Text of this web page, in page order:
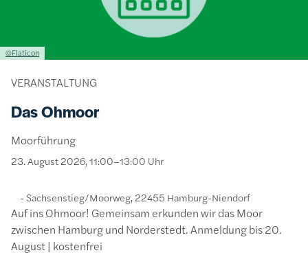
Lizenzinformationen einschließlich Urheberrecht
©Flaticon
VERANSTALTUNG
Das Ohmoor
Moorführung
23. August 2026, 11:00–13:00 Uhr
Sachsenstieg/Moorweg, 22455 Hamburg-Niendorf
Auf ins Ohmoor! Gemeinsam erkunden wir das Moor
zwischen Hamburg und Norderstedt. Anmeldung bis 20.
August | kostenfrei